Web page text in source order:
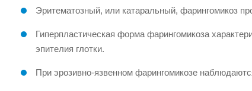
Эритематозный, или катаральный, фарингомикоз
Гиперпластическая форма фарингомикоза
эпителия глотки.
При эрозивно-язвенном фарингомикозе